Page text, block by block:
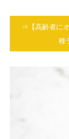
⇒【高齢者に
種